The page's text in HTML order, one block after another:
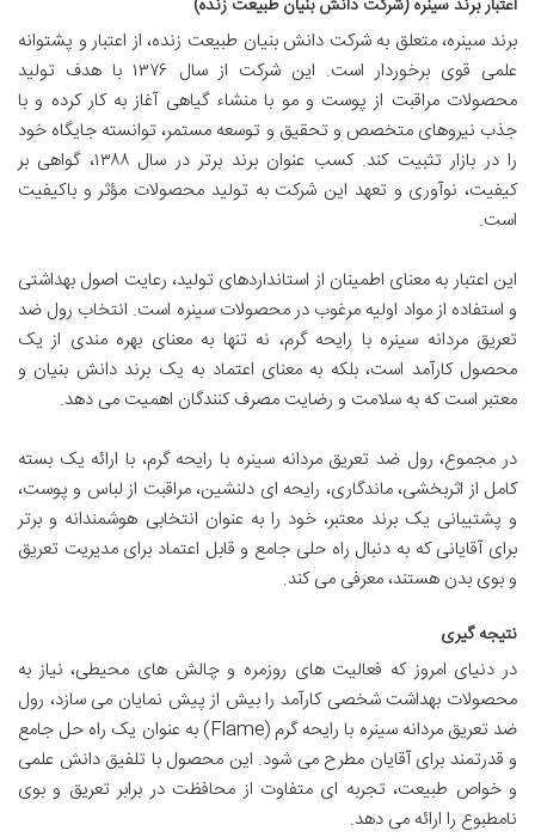
اعتبار برند سینره (شرکت دانش بنیان طبیعت زنده)
برند سینره، متعلق بهشرکت دانش بنیان طبیعت زنده، از اعتبار و پشتوانه
علمی قوی برخوردار است. این شرکت از سال ۱۳۷۶ با هدف تولید
محصولات مراقبت از پوست و مو با منشاء گیاهی آغاز به کار کرده و با
جذب نیروهای متخصص و تحقیق و توسعه مستمر، توانسته جایگاه خود
را در بازار تثبیت کند. کسب عنوان برند برتر در سال ۱۳۸۸، گواهی بر
کیفیت، نوآوری و تعهد این شرکت به تولید محصولات مؤثر و باکیفیت
است.
این اعتبار به معنای اطمینان از استانداردهای تولید، رعایت اصول بهداشتی
و استفاده از مواد اولیه مرغوب در محصولات سینره است. انتخاب رول ضد
تعریق مردانه سینره با رایحه گرم، نه تنها به معنای بهره مندی از یک
محصول کارآمد است، بلکه به معنای اعتماد به یک برند دانش بنیان و
معتبر است که به سلامت و رضایت مصرف کنندگان اهمیت می دهد.
در مجموع، رول ضد تعریق مردانه سینره با رایحه گرم، با ارائه یک بسته
کامل از اثربخشی، ماندگاری، رایحه ای دلنشین، مراقبت از لباس و پوست،
و پشتیبانی یک برند معتبر، خود را به عنوان انتخابی هوشمندانه و برتر
برای آقایانی که به دنبال راه حلی جامع و قابل اعتماد برای مدیریت تعریق
و بوی بدن هستند، معرفی می کند.
نتیجه گیری
در دنیای امروز که فعالیت های روزمره و چالش های محیطی، نیاز به
محصولات بهداشت شخصی کارآمد را بیش از پیش نمایان می سازد، رول
ضد تعریق مردانه سینره با رایحه گرم (Flame) به عنوان یک راه حل جامع
و قدرتمند برای آقایان مطرح می شود. این محصول با تلفیق دانش علمی
و خواص طبیعت، تجربه ای متفاوت از محافظت در برابر تعریق و بوی
نامطبوع را ارائه می دهد.